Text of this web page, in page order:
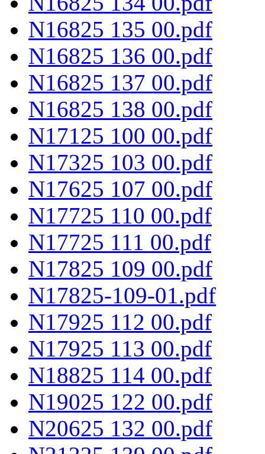
N16825 135 00.pdf
N16825 136 00.pdf
N16825 137 00.pdf
N16825 138 00.pdf
N17125 100 00.pdf
N17325 103 00.pdf
N17625 107 00.pdf
N17725 110 00.pdf
N17725 111 00.pdf
N17825 109 00.pdf
N17825-109-01.pdf
N17925 112 00.pdf
N17925 113 00.pdf
N18825 114 00.pdf
N19025 122 00.pdf
N20625 132 00.pdf